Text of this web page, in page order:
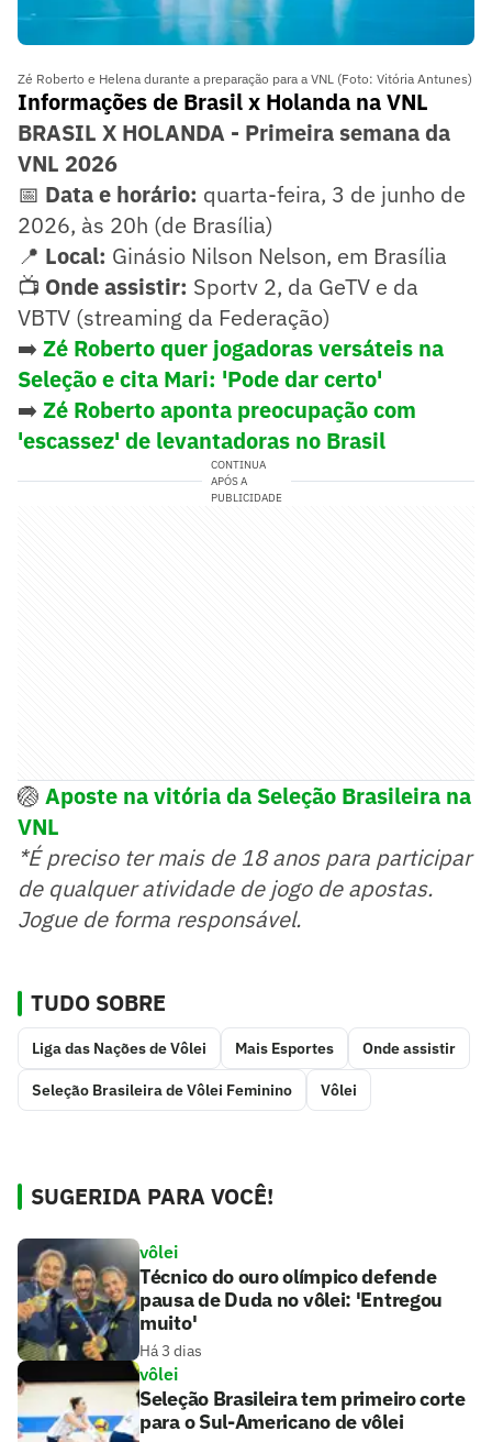
Zé Roberto e Helena durante a preparação para a VNL (Foto: Vitória Antunes)
Informações de Brasil x Holanda na VNL
BRASIL X HOLANDA - Primeira semana da
VNL 2026
📅 Data e horário: quarta-feira, 3 de junho de
2026, às 20h (de Brasília)
📍 Local: Ginásio Nilson Nelson, em Brasília
📺 Onde assistir: Sportv 2, da GeTV e da
VBTV (streaming da Federação)
➡️ Zé Roberto quer jogadoras versáteis na
Seleção e cita Mari: 'Pode dar certo'
➡️ Zé Roberto aponta preocupação com
'escassez' de levantadoras no Brasil
CONTINUA
APÓS A
PUBLICIDADE
🏐 Aposte na vitória da Seleção Brasileira na
VNL
*É preciso ter mais de 18 anos para participar
de qualquer atividade de jogo de apostas.
Jogue de forma responsável.
TUDO SOBRE
Liga das Nações de Vôlei Mais Esportes Onde assistir
Seleção Brasileira de Vôlei Feminino Vôlei
SUGERIDA PARA VOCÊ!
vôlei
Técnico do ouro olímpico defende
pausa de Duda no vôlei: 'Entregou
muito'
Há 3 dias
vôlei
Seleção Brasileira tem primeiro corte
para o Sul-Americano de vôlei